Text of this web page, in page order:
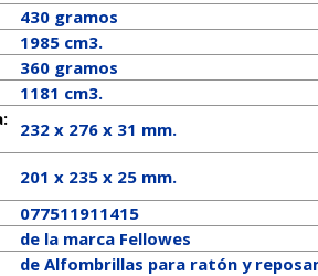
430 gramos
1985 cm3.
360gramos
1181 cm3.
232 x 276 x 31 mm.
201 x 235x 25mm.
077511911415
de la marca Fellowes
de Alfombrillas para ratón y